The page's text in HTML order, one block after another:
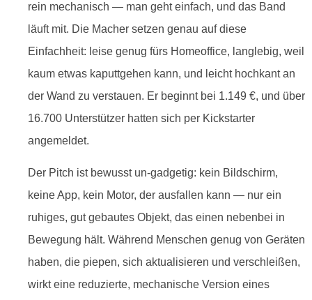
rein mechanisch — man geht einfach, und das Band
läuft mit. Die Macher setzen genau auf diese
Einfachheit: leise genug fürs Homeoffice, langlebig, weil
kaum etwas kaputtgehen kann, und leicht hochkant an
der Wand zu verstauen. Er beginnt bei 1.149 €, und über
16.700 Unterstützer hatten sich per Kickstarter
angemeldet.
Der Pitch ist bewusst un-gadgetig: kein Bildschirm,
keine App, kein Motor, der ausfallen kann — nur ein
ruhiges, gut gebautes Objekt, das einen nebenbei in
Bewegung hält. Während Menschen genug von Geräten
haben, die piepen, sich aktualisieren und verschleißen,
wirkt eine reduzierte, mechanische Version eines